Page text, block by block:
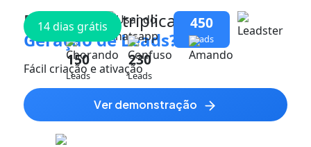
150
Leads
230
Leads
450
Leads
14 dias grátis
Pronto para triplicar
sua
Geração de Leads?
Fácil criação e ativação
ver demonstração